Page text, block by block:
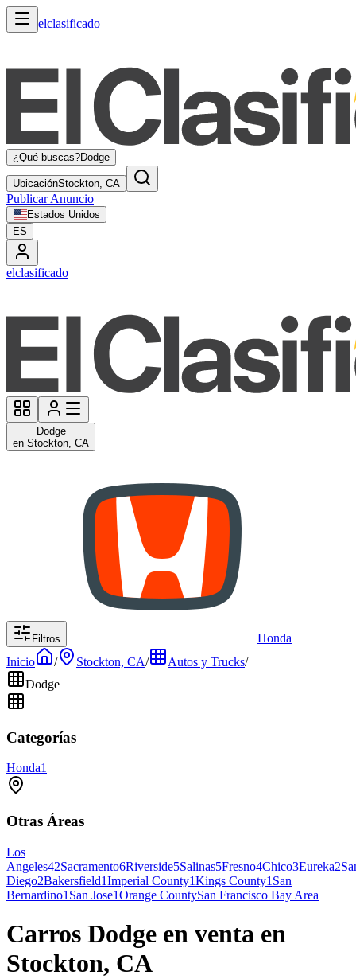
elclasificado
¿Qué buscas?Dodge
UbicaciónStockton, CA
Publicar Anuncio
Estados Unidos
ES
elclasificado
Dodge
en Stockton, CA
Filtros
Honda
Inicio
/ Stockton, CA/ Autos y Trucks/
Dodge
Categorías
Honda1
Otras Áreas
Los
Angeles42Sacramento6Riverside5Salinas5Fresno4Chico3Eureka2
Diego2Bakersfield1Imperial County1Kings County1 San
Bernardino1 San Jose1Orange CountySan Francisco Bay Area
Carros Dodge en venta en
Stockton, CA